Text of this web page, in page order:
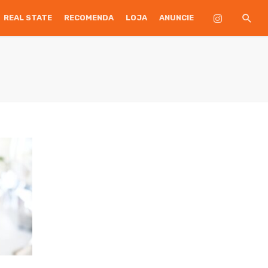
REAL STATE RECOMENDA LOJA ANUNCIE